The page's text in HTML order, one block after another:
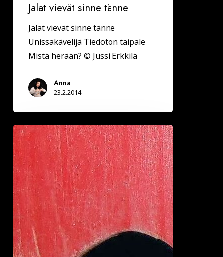
Jalat vievät sinne tänne
Jalat vievät sinne tänne
Unissakävelijä Tiedoton taipale
Mistä herään? © Jussi Erkkilä
Anna
23.2.2014
Kimmeltävät
kyyneleet